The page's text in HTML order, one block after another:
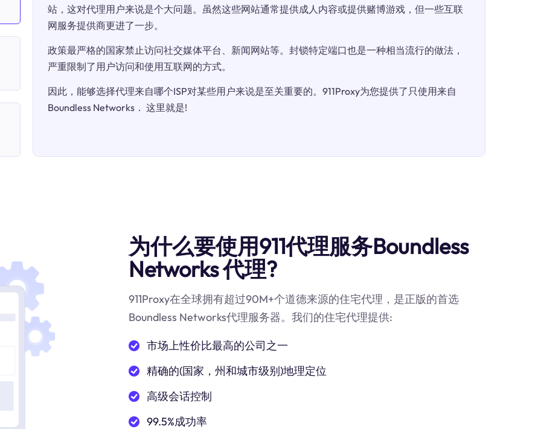
站，这对代理用户来说是个大问题。虽然这些网站通常提供成人内容或提供赌博游戏，但一些互联
网服务提供商更进了一步。
政策最严格的国家禁止访问社交媒体平台、新闻网站等。封锁特定端口也是一种相当流行的做法，
严重限制了用户访问和使用互联网的方式。
因此，能够选择代理来自哪个ISP对某些用户来说是至关重要的。911Proxy为您提供了只使用来自
Boundless Networks． 这里就是!
为什么要使用911代理服务Boundless
Networks 代理?
911Proxy在全球拥有超过90M+个道德来源的住宅代理，是正版的首选
Boundless Networks代理服务器。我们的住宅代理提供:
市场上性价比最高的公司之一
精确的(国家，州和城市级别)地理定位
高级会话控制
99.5%成功率